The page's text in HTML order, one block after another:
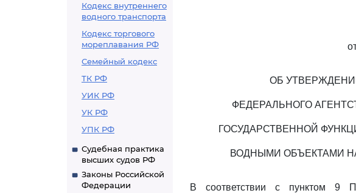
Кодекс внутреннего
водного транспорта
Кодекс торгового
мореплавания РФ
Семейный кодекс
ТК РФ
УИК РФ
УК РФ
УПК РФ
Судебная практика
высших судов РФ
Законы Российской
Федерации
ОБ
ФЕДЕРАЛЬНОГО
ГОСУДАРСТВЕННОЙ
ВОДНЫМИ ОБЪЕКТАМИ
В соответствии с пунктом 9